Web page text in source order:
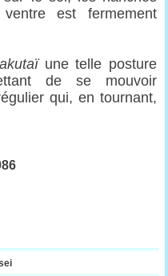
est fermement
une telle posture
de se mouvoir
qui, en tournant,